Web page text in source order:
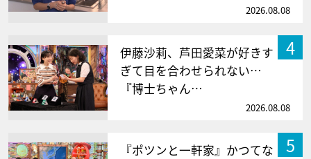
2026.08.08
4
伊藤沙莉、芦田愛菜が好きす
ぎて目を合わせられない…
『博士ちゃん…
2026.08.08
5
『ポツンと一軒家』かつてな